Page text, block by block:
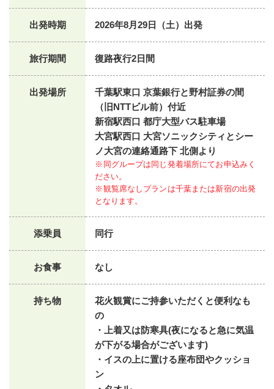
出発時期 2026年8月29日（土）出発
旅行期間 復路夜行2日間
出発場所
千葉駅東口 京葉銀行と野村証券の間
（旧NTTビル前）付近
新宿駅西口 都庁大型バス駐車場
大宮駅西口 大宮ソニックシティとシー
ノ大宮の連絡通路下 北側より
※同グループは同じ発着場所にてお申込みく
ださい。
※観覧席なしプランは千葉または新宿の出発
となります。
添乗員 同行
お食事 なし
持ち物
花火観賞にご持参いただくと便利なも
の
・上着又は防寒具(夜になると急に気温
が下がる場合がございます)
・イスの上に置ける座布団やクッショ
ン